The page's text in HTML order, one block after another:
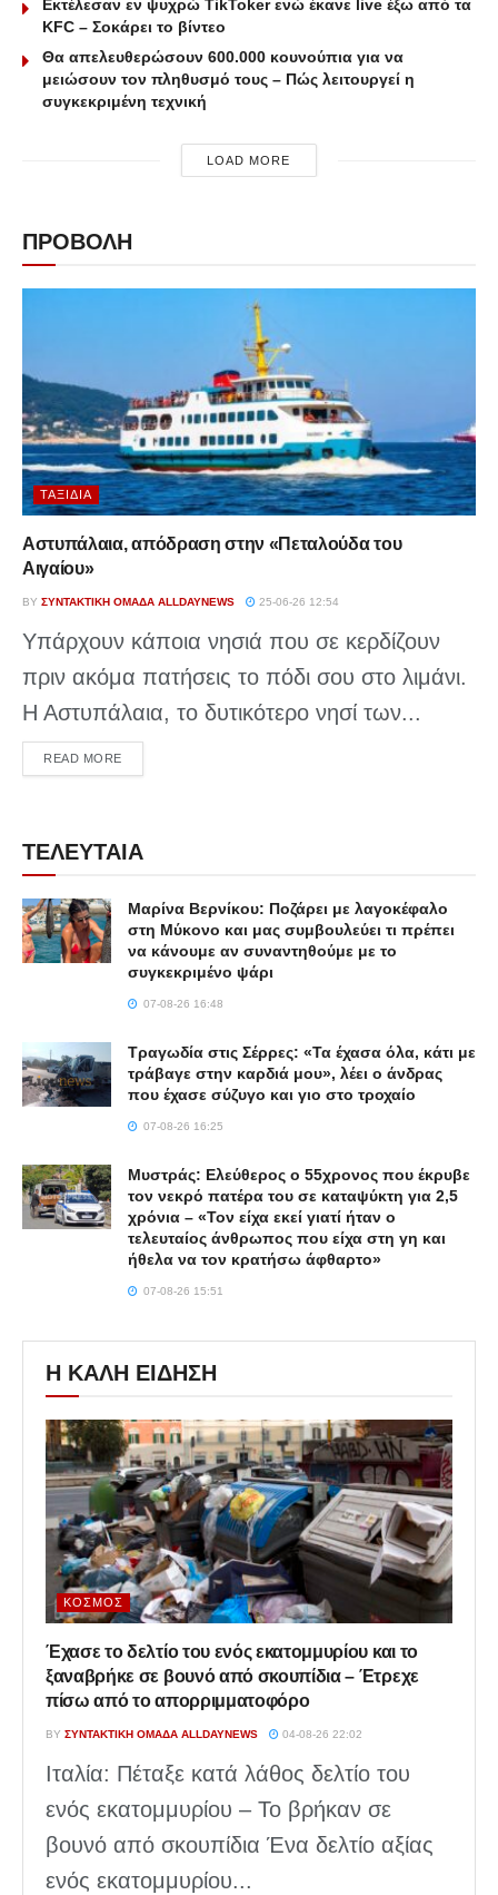
Εκτέλεσαν εν ψυχρώ ΤikToker ενώ έκανε live έξω από τα
KFC – Σοκάρει το βίντεο
Θα απελευθερώσουν 600.000 κουνούπια για να
μειώσουν τον πληθυσμό τους – Πώς λειτουργεί η
συγκεκριμένη τεχνική
LOAD MORE
ΠΡΟΒΟΛΗ
ΤΑΞΊΔΙΑ
Αστυπάλαια, απόδραση στην «Πεταλούδα του
Αιγαίου»
BY ΣΥΝΤΑΚΤΙΚΉ ΟΜΆΔΑ ALLDAYNEWS 25-06-26 12:54
Υπάρχουν κάποια νησιά που σε κερδίζουν
πριν ακόμα πατήσεις το πόδι σου στο λιμάνι.
Η Αστυπάλαια, το δυτικότερο νησί των...
READ MOREDETAILS
ΤΕΛΕΥΤΑΙΑ
Μαρίνα Βερνίκου: Ποζάρει με λαγοκέφαλο
στη Μύκονο και μας συμβουλεύει τι πρέπει
να κάνουμε αν συναντηθούμε με το
συγκεκριμένο ψάρι
07-08-26 16:48
Τραγωδία στις Σέρρες: «Τα έχασα όλα, κάτι με
τράβαγε στην καρδιά μου», λέει ο άνδρας
που έχασε σύζυγο και γιο στο τροχαίο
07-08-26 16:25
Μυστράς: Ελεύθερος ο 55χρονος που έκρυβε
τον νεκρό πατέρα του σε καταψύκτη για 2,5
χρόνια – «Τον είχα εκεί γιατί ήταν ο
τελευταίος άνθρωπος που είχα στη γη και
ήθελα να τον κρατήσω άφθαρτο»
07-08-26 15:51
Η ΚΑΛΗ ΕΙΔΗΣΗ
ΚΌΣΜΟΣ
Έχασε το δελτίο του ενός εκατομμυρίου και το
ξαναβρήκε σε βουνό από σκουπίδια – Έτρεχε
πίσω από το απορριμματοφόρο
BY ΣΥΝΤΑΚΤΙΚΉ ΟΜΆΔΑ ALLDAYNEWS 04-08-26 22:02
Ιταλία: Πέταξε κατά λάθος δελτίο του
ενός εκατομμυρίου – Το βρήκαν σε
βουνό από σκουπίδια Ένα δελτίο αξίας
ενός εκατομμυρίου...